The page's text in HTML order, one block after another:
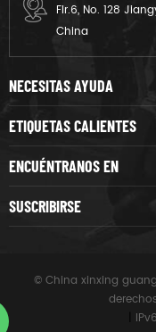
Flr.6, No. 128
China
NECESITAS AYUDA
ETIQUETAS CALIENTES
ENCUÉNTRANOS EN
SUSCRIBIRSE
© China xinxing